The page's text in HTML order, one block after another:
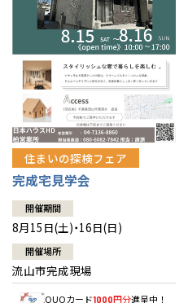
住まいの探検フェア
完成宅見学会
開催期間
8月15日(土)・16日(日)
開催場所
流山市完成現場
QUOカード1000円分進呈中！